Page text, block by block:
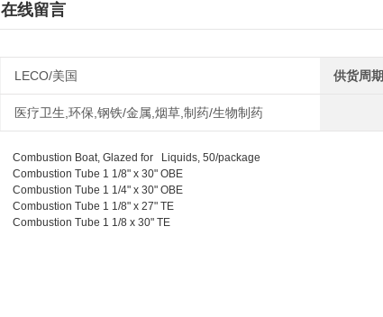
在线留言
LECO/美国 供货周期
医疗卫生,环保,钢铁/金属,烟草,制药/生物制药
Combustion Boat, Glazed for Liquids, 50/package
Combustion Tube 1 1/8" x 30" OBE
Combustion Tube 1 1/4" x 30" OBE
Combustion Tube 1 1/8" x 27" TE
Combustion Tube 1 1/8 x 30" TE